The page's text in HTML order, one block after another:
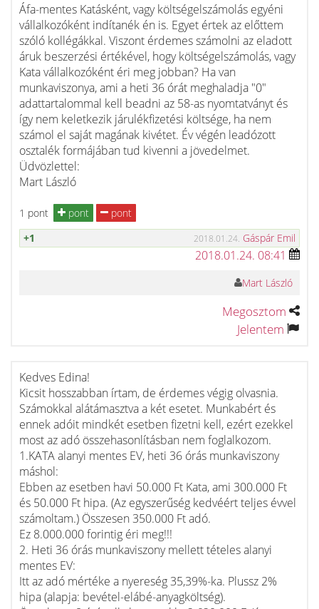
Áfa-mentes Katásként, vagy költségelszámolás egyéni
vállalkozóként indítanék én is. Egyet értek az előttem
szóló kollégákkal. Viszont érdemes számolni az eladott
áruk beszerzési értékével, hogy költségelszámolás, vagy
Kata vállalkozóként éri meg jobban? Ha van
munkaviszonya, ami a heti 36 órát meghaladja "0"
adattartalommal kell beadni az 58-as nyomtatványt és
így nem keletkezik járulékfizetési költsége, ha nem
számol el saját magának kivétet. Év végén leadózott
osztalék formájában tud kivenni a jövedelmet.
Üdvözlettel:
Mart László
1 pont pont
pont
+1
2018.01.24. Gáspár Emil
2018.01.24. 08:41
Mart László
Megosztom
Jelentem
Kedves Edina!
Kicsit hosszabban írtam, de érdemes végig olvasnia.
Számokkal alátámasztva a két esetet. Munkabért és
ennek adóit mindkét esetben fizetni kell, ezért ezekkel
most az adó összehasonlításban nem foglalkozom.
1.KATA alanyi mentes EV, heti 36 órás munkaviszony
máshol:
Ebben az esetben havi 50.000 Ft Kata, ami 300.000 Ft
és 50.000 Ft hipa. (Az egyszerűség kedvéért teljes évvel
számoltam.) Összesen 350.000 Ft adó.
Ez 8.000.000 forintig éri meg!!!
2. Heti 36 órás munkaviszony mellett tételes alanyi
mentes EV:
Itt az adó mértéke a nyereség 35,39%-ka. Plussz 2%
hipa (alapja: bevétel-elábé-anyagköltség).